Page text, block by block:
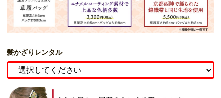
髪かざりレンタル